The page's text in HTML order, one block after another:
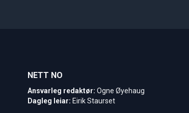
NETT NO
Ansvarleg redaktør: Ogne Øyehaug
Dagleg leiar: Eirik Staurset